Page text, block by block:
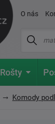
O nás
Rošty
Komody